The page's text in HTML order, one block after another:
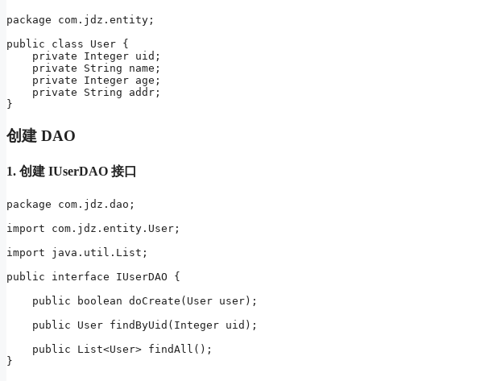
package com.jdz.entity;
public class User {
    private Integer uid;
    private String name;
    private Integer age;
    private String addr;
}
创建 DAO
1. 创建 IUserDAO 接口
package com.jdz.dao;
import com.jdz.entity.User;
import java.util.List;
public interface IUserDAO {
    public boolean doCreate(User user);
    public User findByUid(Integer uid);
    public List<User> findAll();
}